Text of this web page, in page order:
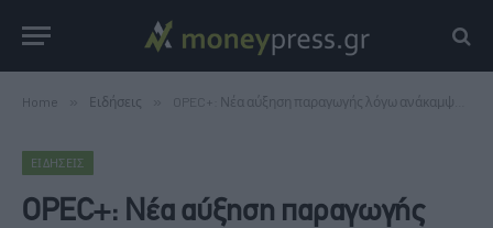
Home Ειδήσεις OPEC+: Νέα αύξηση παραγωγής λόγω ανάκαμψης των εξαγωγών από το Ορμούζ
ΕΙΔΉΣΕΙΣ
OPEC+: Νέα αύξηση παραγωγής